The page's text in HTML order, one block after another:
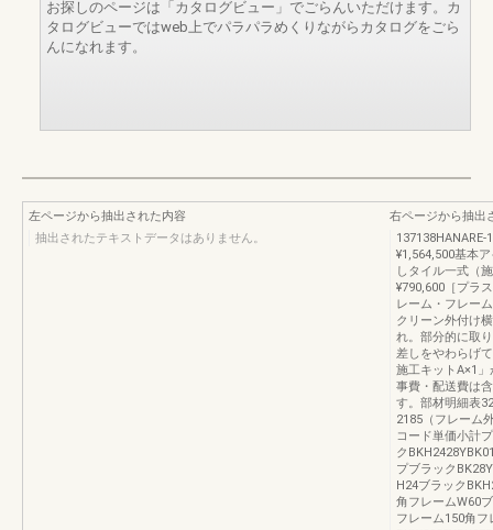
お探しのページは「カタログビュー」でごらんいただけます。カ
タログビューではweb上でパラパラめくりながらカタログをごら
んになれます。
左ページから抽出された内容
抽出されたテキストデータはありません。
右ページから抽出
¥1,564,500基本
しタイル一式（
¥790,600［プラ
レーム・フレー
クリーン外付け
れ。部分的に取
差しをやわらげ
施工キットA×1
事費・配送費は
す。部材明細表
2185（フレーム
コード単価小計
ク
プブラック
H24ブラック
角フレームW60
フレーム150角